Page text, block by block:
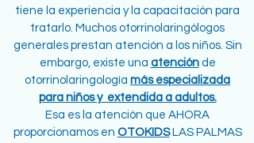
tiene la experiencia y la capacitación para
tratarlo. Muchos otorrinolaringólogos
generales prestan atención a los niños. Sin
embargo, existe una atenciónde
otorrinolaringología más especializada
para niños y extendida a adultos.
Esa es la atención que AHORA
proporcionamos en OTOKIDSLAS PALMAS